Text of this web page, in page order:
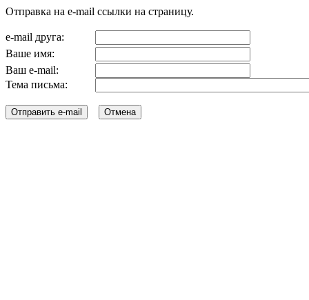
Отправка на e-mail ссылки на страницу.
e-mail друга:
Ваше имя:
Ваш e-mail:
Тема письма: